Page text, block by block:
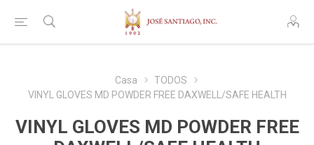
Casa
TODOS
VINYL GLOVES MD POWDER FREE DAXWELL/SAFE HEALTH
VINYL GLOVES MD POWDER FREE